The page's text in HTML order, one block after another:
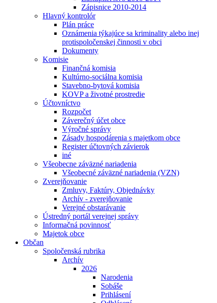
Zápisnice 2010-2014
Hlavný kontrolór
Plán práce
Oznámenia týkajúce sa kriminality alebo inej
protispoločenskej činnosti v obci
Dokumenty
Komisie
Finančná komisia
Kultúrno-sociálna komisia
Stavebno-bytová komisia
KOVP a životné prostredie
Účtovníctvo
Rozpočet
Záverečný účet obce
Výročné správy
Zásady hospodárenia s majetkom obce
Register účtovných závierok
iné
Všeobecne záväzné nariadenia
Všeobecné záväzné nariadenia (VZN)
Zverejňovanie
Zmluvy, Faktúry, Objednávky
Archív - zverejňovanie
Verejné obstarávanie
Ústredný portál verejnej správy
Informačná povinnosť
Majetok obce
Občan
Spoločenská rubrika
Archív
2026
Narodenia
Sobáše
Prihlásení